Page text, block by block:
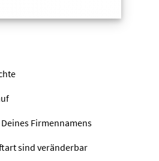
Firmennamens
sind veränderbar